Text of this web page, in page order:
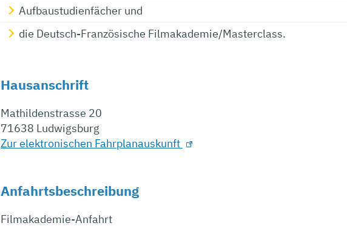
Aufbaustudienfächer und
die Deutsch-Französische Filmakademie/Masterclass.
Hausanschrift
Mathildenstrasse 20
71638 Ludwigsburg
Zur elektronischen Fahrplanauskunft
Anfahrtsbeschreibung
Filmakademie-Anfahrt